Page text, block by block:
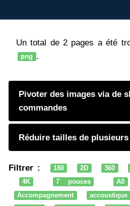
Un total de 2 pages a été
png .
Pivoter des images via de
commandes
Réduire tailles de
Filtrer : 180 2D 360
4K
7 pouces A0
Accompagnement
accoustique